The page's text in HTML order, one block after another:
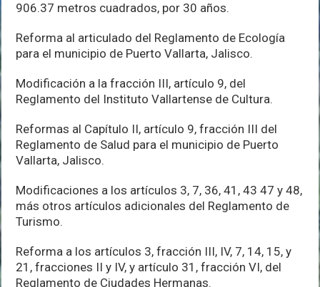
906.37 metros cuadrados, por 30 años.
Reforma al articulado del Reglamento de Ecología
para el municipio de Puerto Vallarta, Jalisco.
Modificación a la fracción III, artículo 9, del
Reglamento del Instituto Vallartense de Cultura.
Reformas al Capítulo II, artículo 9, fracción III del
Reglamento de Salud para el municipio de Puerto
Vallarta, Jalisco.
Modificaciones a los artículos 3, 7, 36, 41, 43 47 y 48,
más otros artículos adicionales del Reglamento de
Turismo.
Reforma a los artículos 3, fracción III, IV, 7, 14, 15, y
21, fracciones II y IV, y artículo 31, fracción VI, del
Reglamento de Ciudades Hermanas.